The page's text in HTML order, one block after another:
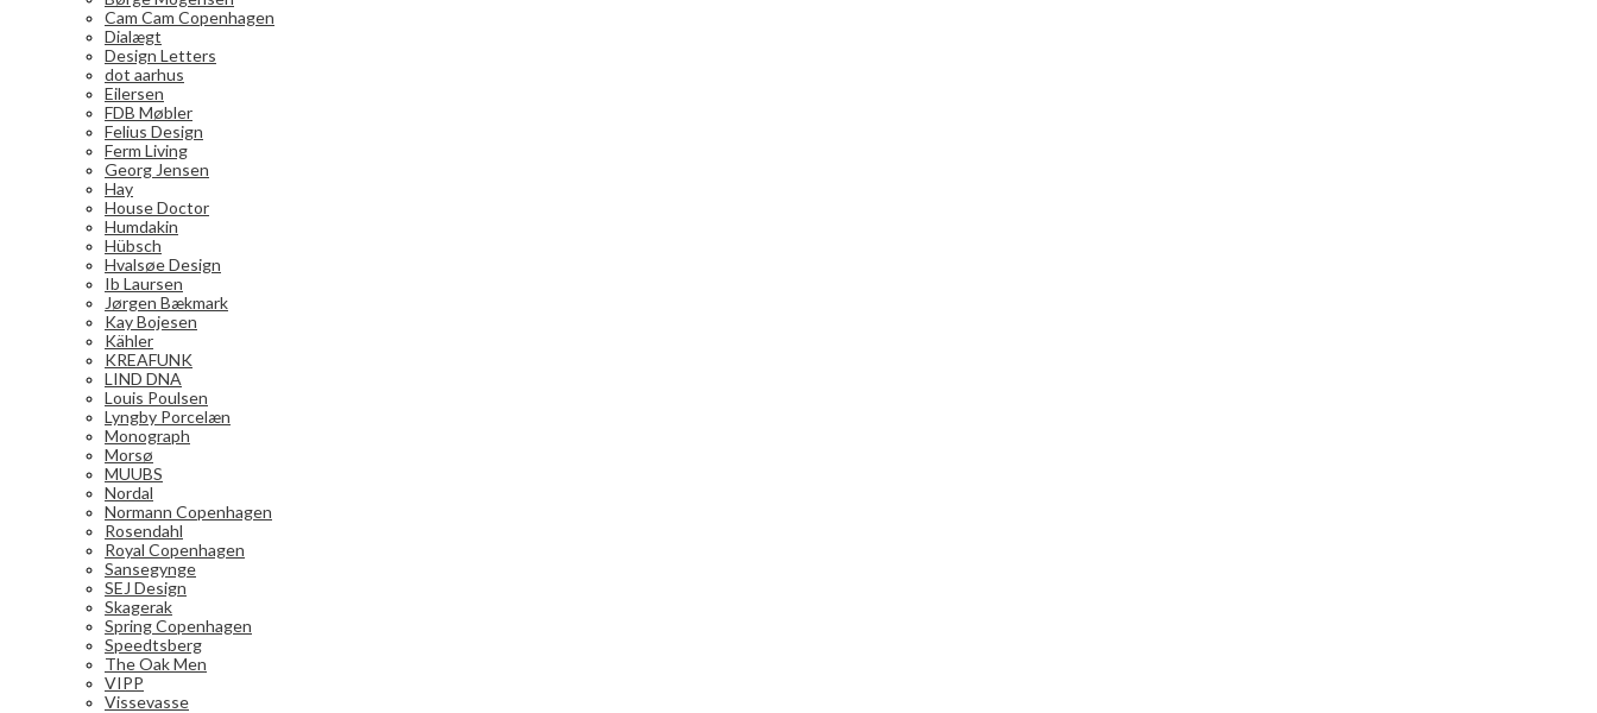
Cam Cam Copenhagen
Dialægt
Design Letters
dot aarhus
Eilersen
FDB Møbler
Felius Design
Ferm Living
Georg Jensen
Hay
House Doctor
Humdakin
Hübsch
Hvalsøe Design
Ib Laursen
Jørgen Bækmark
Kay Bojesen
Kähler
KREAFUNK
LIND DNA
Louis Poulsen
Lyngby Porcelæn
Monograph
Morsø
MUUBS
Nordal
Normann Copenhagen
Rosendahl
Royal Copenhagen
Sansegynge
SEJ Design
Skagerak
Spring Copenhagen
Speedtsberg
The Oak Men
VIPP
Vissevasse